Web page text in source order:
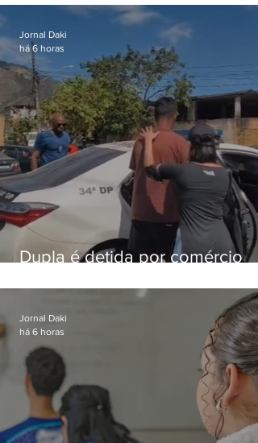
foragido
Dupla é detida por comércio
Bangu
Jornal Daki
há 6 horas
Jornal Daki
há 6 horas